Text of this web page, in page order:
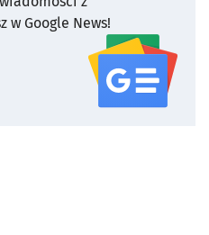
w Google News!
serwisu